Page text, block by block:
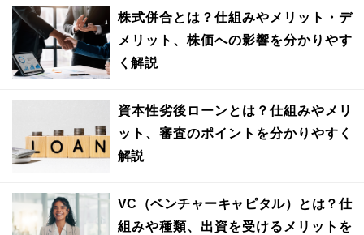
株式併合とは？仕組みやメリット・デ
メリット、株価への影響を分かりやす
く解説
資本性劣後ローンとは？仕組みやメリ
ット、審査のポイントを分かりやすく
解説
VC（ベンチャーキャピタル）とは？仕
組みや種類、出資を受けるメリットを